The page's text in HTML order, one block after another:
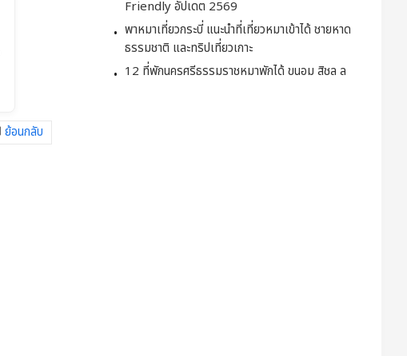
ย้อนกลับ
Friendly อัปเดต 2569
พาหมาเที่ยวกระบี่ แนะนำที่เที่ยวหมาเข้าได้ ชายหาด
ธรรมชาติ และทริปเที่ยวเกาะ
12 ที่พักนครศรีธรรมราชหมาพักได้ ขนอม สิชล ล